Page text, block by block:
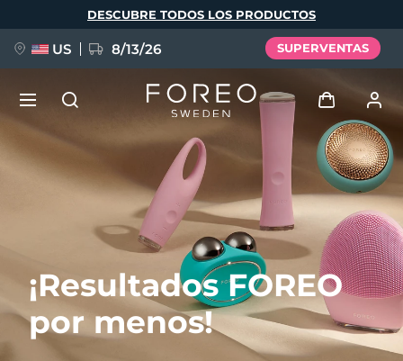
¡Resultados FOREO
por menos!
DESCUBRE TODOS LOS PRODUCTOS
US 8/13/26 SUPERVENTAS
Iniciar sesión
Perfil de usuario
Mis dispositivos
Mis pedidos
Mis direcciones
NUEVO
FAQ™ Pure Beauty-Tech Elixir
BREAKING NEWS
Idioma
Deutsch
Español
Français
Italiano
Português
Svenska
Русский
Türkçe
繁體中文